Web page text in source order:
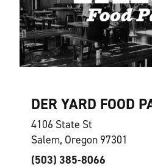
DER YARD FOOD
4106 State St
Salem, Oregon 97301
(503) 385-8066